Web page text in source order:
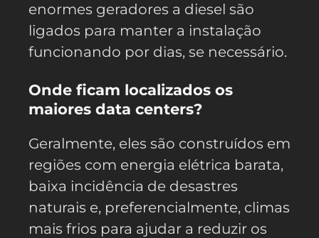
enormes geradores a diesel são
ligados para manter a instalação
funcionando por dias, se necessário.
Onde ficam localizados os
maiores data centers?
Geralmente, eles são construídos em
regiões com energia elétrica barata,
baixa incidência de desastres
naturais e, preferencialmente, climas
mais frios para ajudar a reduzir os